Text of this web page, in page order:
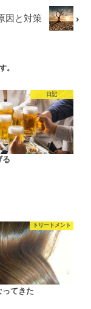
因と対策
。
日記
る
トリートメント
ってきた